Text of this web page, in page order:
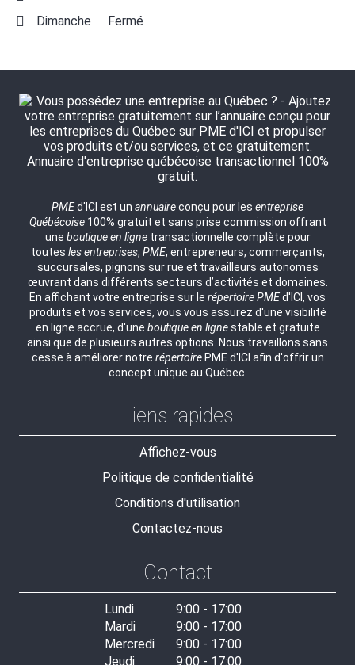
Dimanche
Fermé
PMEd'ICI est un annuaireconçu pour les entreprise
Québécoise100% gratuit et sans prise commission offrant
une boutique en lignetransactionnelle complète pour
toutes les entreprises, PME, entrepreneurs, commerçants,
succursales, pignons sur rue et travailleurs autonomes
œuvrant dans différents secteurs d’activités et domaines.
En affichant votre entreprise sur le répertoirePMEd'ICI, vos
produits et vos services, vous vous assurez d'une visibilité
en ligne accrue, d'une boutique en lignestable et gratuite
ainsi que de plusieurs autres options. Nous travaillons sans
cesse à améliorer notre répertoirePME d'ICI afin d'offrir un
concept unique au Québec.
Liens rapides
Affichez-vous
Politique de confidentialité
Conditions d'utilisation
Contactez-nous
Contact
Lundi
9:00 - 17:00
Mardi
9:00 - 17:00
Mercredi
9:00 - 17:00
Jeudi
9:00 - 17:00